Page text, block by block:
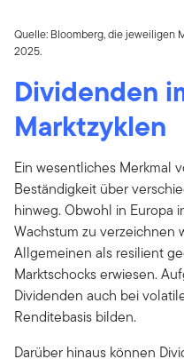
Quelle: Bloomberg, die jeweiligen
2025.
Dividenden
Marktzyklen
Ein wesentliches Merkmal
Beständigkeit über
hinweg. Obwohl in Europa
Wachstum zu verzeichnen
Allgemeinen als resilient
Marktschocks erwiesen.
Dividenden auch bei
Renditebasis bilden.
Darüber hinaus können